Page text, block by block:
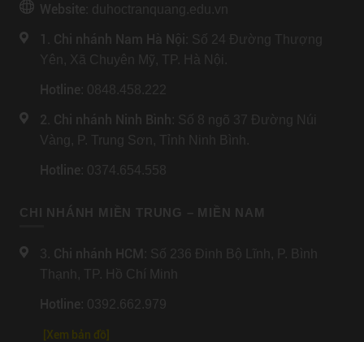
Website: duhoctranquang.edu.vn
1. Chi nhánh Nam Hà Nội: Số 24 Đường Thượng
Yên, Xã Chuyên Mỹ, TP. Hà Nội.
Hotline: 0848.458.222
2. Chi nhánh Ninh Bình: Số 8 ngõ 37 Đường Núi
Vàng, P. Trung Sơn, Tỉnh Ninh Bình.
Hotline: 0374.654.558
CHI NHÁNH MIỀN TRUNG – MIỀN NAM
3. Chi nhánh HCM : Số 236 Đinh Bộ Lĩnh, P. Bình
Thạnh, TP. Hồ Chí Minh
Hotline: 0392.662.979
[Xem bản đồ]